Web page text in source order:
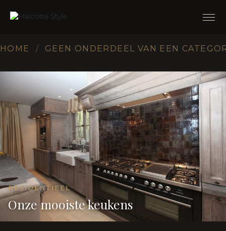
HOME / GEEN ONDERDEEL VAN EEN
RESIDENTIEEL
Onze mooiste keukens